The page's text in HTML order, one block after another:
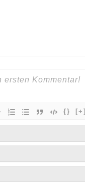
{} [+]